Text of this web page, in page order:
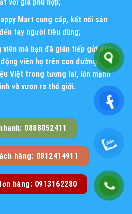
Mart cung cấp, kết nối sản
tay người tiêu dùng;
mà bạn đã gián tiếp gửi đến
viên họ trên con đường xây
Việt trong tương lai, lớn mạnh
và vươn ra thế giới.
0888052411
hàng: 0812414911
hàng: 0913162280